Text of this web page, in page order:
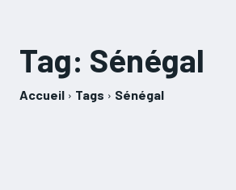
Tag: Sénégal
Accueil Tags Sénégal